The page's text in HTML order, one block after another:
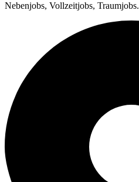
Nebenjobs, Vollzeitjobs,